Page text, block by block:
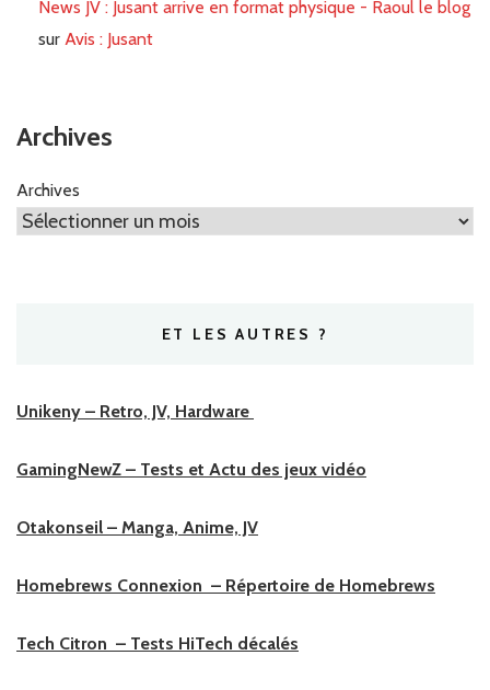
News JV : Jusant arrive en format physique - Raoul le blog
sur Avis : Jusant
Archives
Archives
ET LES AUTRES ?
Unikeny – Retro, JV, Hardware
GamingNewZ – Tests et Actu des jeux vidéo
Otakonseil – Manga, Anime, JV
Homebrews Connexion – Répertoire de Homebrews
Tech Citron – Tests HiTech décalés